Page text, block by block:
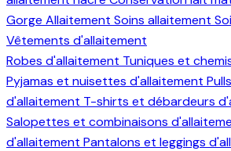
Gorge Allaitement Soins allaitement
Vêtements d'allaitement
Robes d'allaitement Tuniques et
Pyjamas et nuisettes d'allaitement
d'allaitement T-shirts et débardeurs
Salopettes et combinaisons
d'allaitement Pantalons et leggings